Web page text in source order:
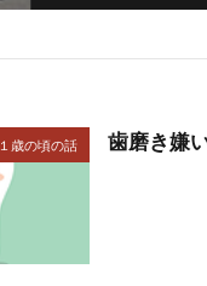
１歳の頃の話 歯磨き嫌